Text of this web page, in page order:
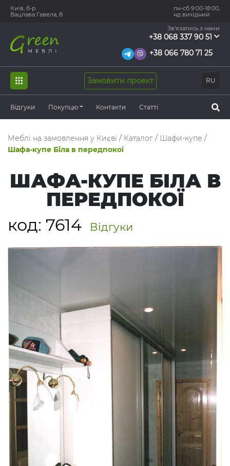
Київ, б-р
Вацлава Гавела, 8
пн-сб 9:00-18:00,
нд вихідний
Зв'язатись з нами
+38 068 337 90 51
+38 066 780 71 25
RU
Замовити проект
Відгуки Покупцю Контакти Статті
Меблі на замовлення у Києві / Каталог / Шафи-купе /
Шафа-купе Біла в передпокої
ШАФА-КУПЕ БІЛА В
ПЕРЕДПОКОЇ
код: 7614 Відгуки